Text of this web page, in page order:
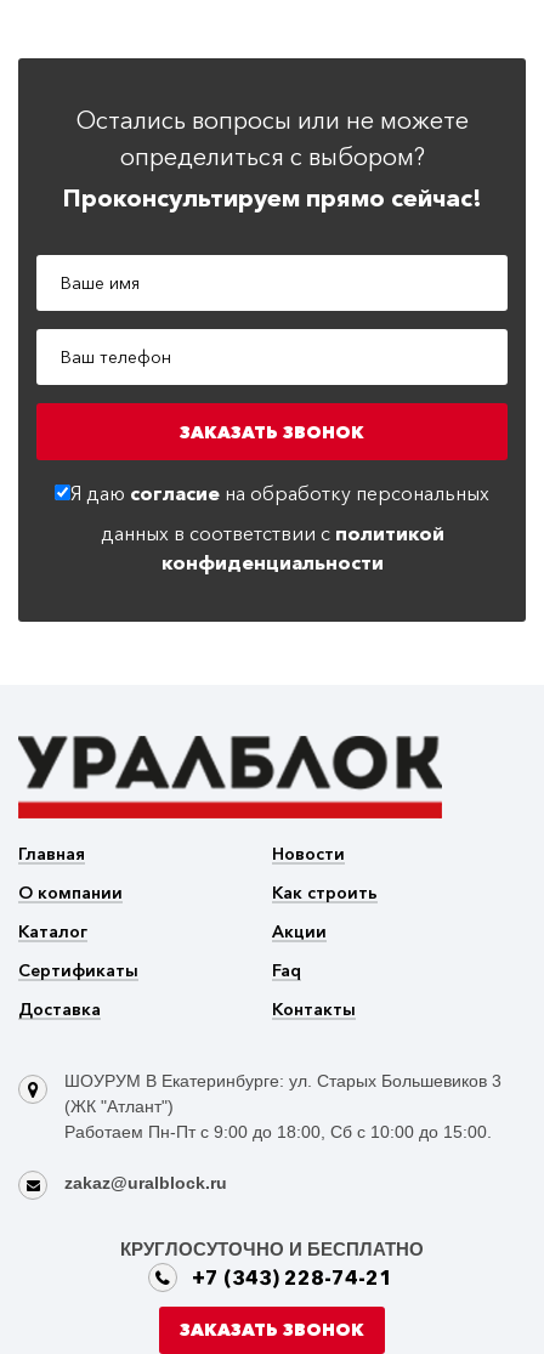
Остались вопросы или не можете
определиться с выбором?
Проконсультируем прямо сейчас!
Я даю согласие на обработку персональных
данных в соответствии с политикой
конфиденциальности
Главная
О компании
Каталог
Сертификаты
Доставка
Новости
Как строить
Акции
Faq
Контакты
ШОУРУМ В Екатеринбурге: ул. Старых Большевиков 3
(ЖК "Атлант")
Работаем Пн-Пт с 9:00 до 18:00, Сб с 10:00 до 15:00.
zakaz@uralblock.ru
КРУГЛОСУТОЧНО И БЕСПЛАТНО
+7 (343) 228-74-21
ЗАКАЗАТЬ ЗВОНОК